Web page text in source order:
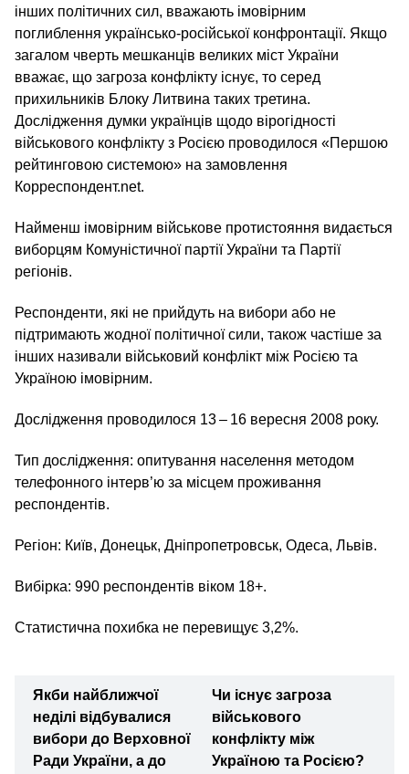
інших політичних сил, вважають імовірним
поглиблення українсько-російської конфронтації. Якщо
загалом чверть мешканців великих міст України
вважає, що загроза конфлікту існує, то серед
прихильників Блоку Литвина таких третина.
Дослідження думки українців щодо вірогідності
військового конфлікту з Росією проводилося «Першою
рейтинговою системою» на замовлення
Корреспондент.net.
Найменш імовірним військове протистояння видається
виборцям Комуністичної партії України та Партії
регіонів.
Респонденти, які не прийдуть на вибори або не
підтримають жодної політичної сили, також частіше за
інших називали військовий конфлікт між Росією та
Україною імовірним.
Дослідження проводилося 13 – 16 вересня 2008 року.
Тип дослідження: опитування населення методом
телефонного інтерв’ю за місцем проживання
респондентів.
Регіон: Київ, Донецьк, Дніпропетровськ, Одеса, Львів.
Вибірка: 990 респондентів віком 18+.
Статистична похибка не перевищує 3,2%.
Якби найближчої
неділі відбувалися
вибори до Верховної
Ради України, а до
Чи існує загроза
військового
конфлікту між
Україною та Росією?